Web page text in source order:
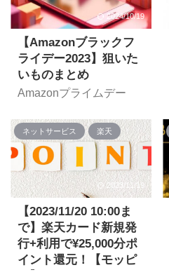
トを取得することになり
ます。 標準機能ではない
ため、今回紹介する方法
ではFire TVデバイスのほ
かにPCが必要となりま
す ...
ります。 今回はFire TV
デバイスで「開発者オプ
ション」を表示させる方
法について紹介します。
設定画面をくまなく探し
ても見つからない！とい
う場合についても併せて
ンク リンク 「開発者オ
プション」の場所 開発者
オプションは通常、設定-
「マイ Fire TV」の中に
あります。ところが、
Fire TV OSのバージョン
によっては「開発者オプ
ショ ...
2024/10/19
【Amazonブラックフ
ライデー2023】狙いた
いものまとめ
Amazonプライムデー
を随時更新していきま
す！ Amazonデバイス
FireタブレットやEchoシ
リーズなどのAmazon製
品は多くがセール価格で
販売されています。
Amazonデバイスならポ
イントアップキャンペー
ンでさらに+7.5%上乗せ
還元されます。 【New】
Fire HD 10 タブレット
ネットサービス 楽天
2023/11/19
【2023/11/20 10:00ま
で】楽天カード新規発
行+利用で¥25,000分ポ
イント還元！【モッピ